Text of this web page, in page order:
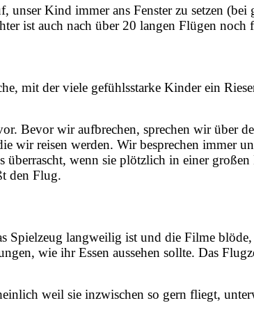
unser Kind immer ans Fenster zu setzen
ist auch nach über 20 langen Flügen noch
mit der viele gefühlsstarke Kinder ein
Bevor wir aufbrechen, sprechen wir über
wir reisen werden. Wir besprechen immer
überrascht, wenn sie plötzlich in einer
den Flug.
Spielzeug langweilig ist und die Filme
wie ihr Essen aussehen sollte. Das
weil sie inzwischen so gern fliegt,